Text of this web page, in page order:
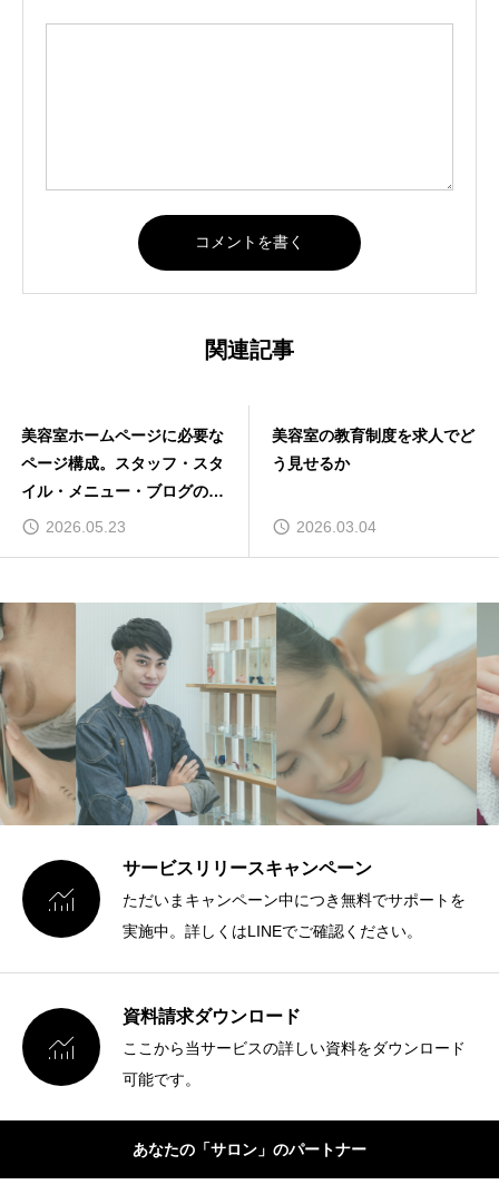
関連記事
美容室ホームページに必要な
ページ構成。スタッフ・スタ
イル・メニュー・ブログの正
解 2026.05.23
美容室の教育制度を求人でど
う見せるか
2026.03.04

サービスリリースキャンペーン
ただいまキャンペーン中につき無料でサポートを
実施中。詳しくはLINEでご確認ください。

資料請求ダウンロード
ここから当サービスの詳しい資料をダウンロード
可能です。
あなたの「サロン」のパートナー